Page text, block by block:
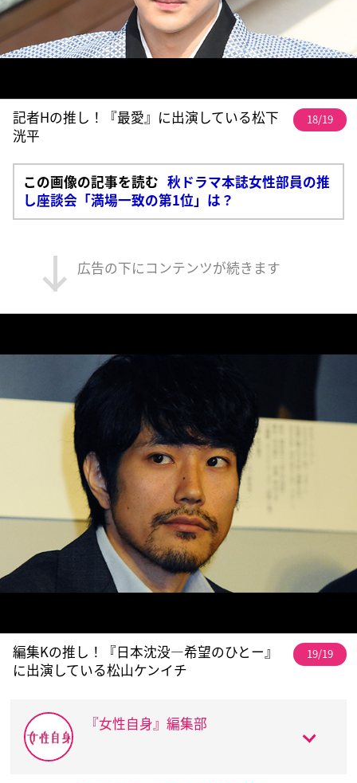
記者Hの推し！『最愛』に出演している松下
洸平
18/19
この画像の記事を読む 秋ドラマ本誌女性部員の推
し座談会「満場一致の第1位」は？
広告の下にコンテンツが続きます
編集Kの推し！『日本沈没―希望のひとー』
に出演している松山ケンイチ
19/19
『女性自身』編集部